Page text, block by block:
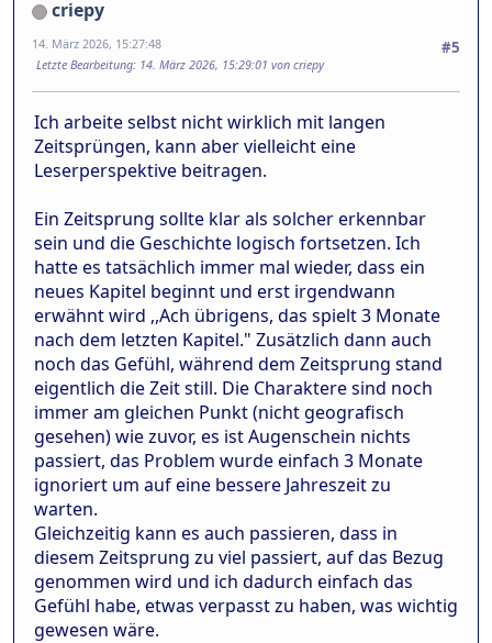
criepy
#5
14. März 2026, 15:27:48
Letzte Bearbeitung: 14. März 2026, 15:29:01 von criepy
Ich arbeite selbst nicht wirklich mit langen
Zeitsprüngen, kann aber vielleicht eine
Leserperspektive beitragen.
Ein Zeitsprung sollte klar als solcher erkennbar
sein und die Geschichte logisch fortsetzen. Ich
hatte es tatsächlich immer mal wieder, dass ein
neues Kapitel beginnt und erst irgendwann
erwähnt wird ,,Ach übrigens, das spielt 3 Monate
nach dem letzten Kapitel." Zusätzlich dann auch
noch das Gefühl, während dem Zeitsprung stand
eigentlich die Zeit still. Die Charaktere sind noch
immer am gleichen Punkt (nicht geografisch
gesehen) wie zuvor, es ist Augenschein nichts
passiert, das Problem wurde einfach 3 Monate
ignoriert um auf eine bessere Jahreszeit zu
warten.
Gleichzeitig kann es auch passieren, dass in
diesem Zeitsprung zu viel passiert, auf das Bezug
genommen wird und ich dadurch einfach das
Gefühl habe, etwas verpasst zu haben, was wichtig
gewesen wäre.